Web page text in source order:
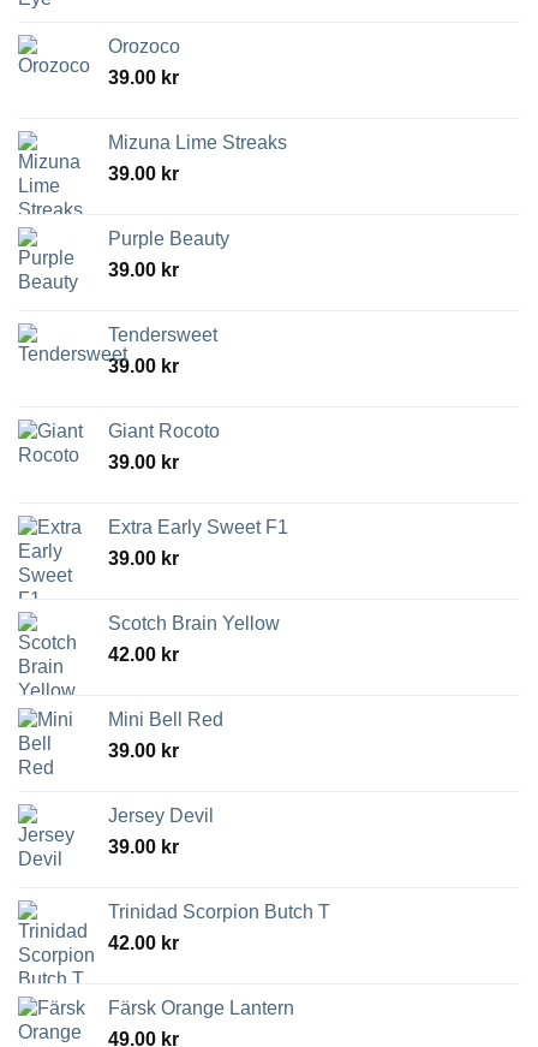
Orozoco
39.00 kr
Mizuna Lime Streaks
39.00 kr
Purple Beauty
39.00 kr
Tendersweet
39.00 kr
Giant Rocoto
39.00 kr
Extra Early Sweet F1
39.00 kr
Scotch Brain Yellow
42.00 kr
Mini Bell Red
39.00 kr
Jersey Devil
39.00 kr
Trinidad Scorpion Butch T
42.00 kr
Färsk Orange Lantern
49.00 kr